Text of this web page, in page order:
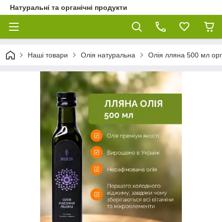
Натуральні та органічні продукти
Наші товари Олія натуральна Олія лляна 500 мл